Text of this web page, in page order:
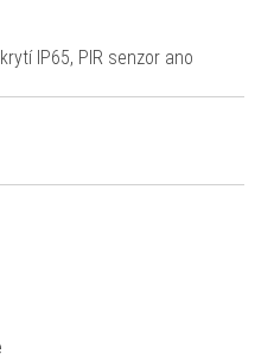
IP65, PIR senzor ano